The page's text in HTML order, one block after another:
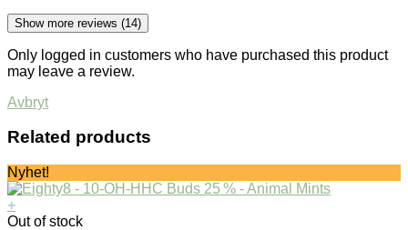
Show more reviews (14)
Only logged in customers who have purchased this product
may leave a review.
Avbryt
Related products
Nyhet!
+
Out of stock